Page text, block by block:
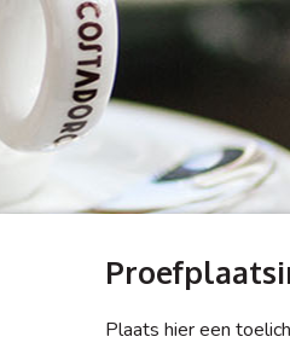
Plaats hier een